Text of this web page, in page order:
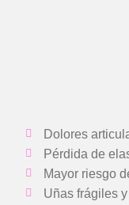
Dolores
Pérdida de
Mayor riesgo
Uñas frágiles